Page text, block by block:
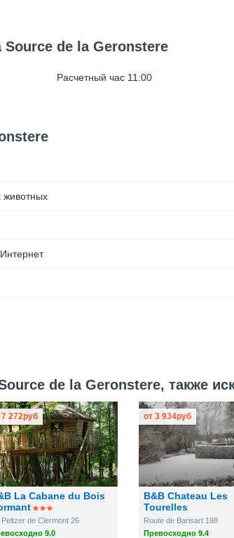
Source de la Geronstere
Расчетный час 11:00
животных
de la Geronstere, также
La Cabane du Bois
de Clermont 26
9.0
7 272руб
B&B Chateau Les
Tourelles
Route de Barisart 198
Превосходно 9.4
от3 934руб